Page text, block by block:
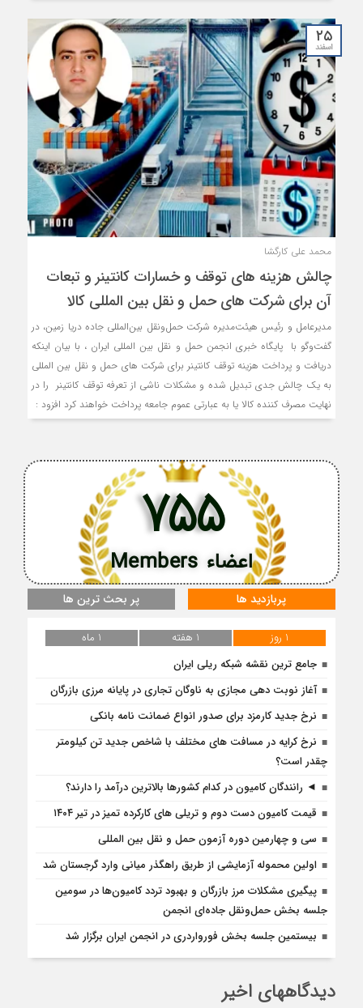
۲۵
اسفند
محمد علی کارگشا
چالش هزینه های توقف و خسارات کانتینر و تبعات
آن برای شرکت های حمل و نقل بین المللی کالا
مدیرعامل و رئیس هیئت‌مدیره شرکت حمل‌ونقل بین‌المللی جاده دریا زمین، در
گفت‌وگو با پایگاه خبری انجمن حمل و نقل بین المللی ایران ، با بیان اینکه
دریافت و پرداخت هزینه توقف کانتینر برای شرکت های حمل و نقل بین المللی
به یک چالش جدی تبدیل شده و مشکلات ناشی از تعرفه توقف کانتینر را در
نهایت مصرف کننده کالا یا به عبارتی عموم جامعه پرداخت خواهند کرد افزود :
اعضاء Members
755
پربازدید ها پر بحث ترین ها
1 روز 1 هفته
1 ماه
جامع ترین نقشه شبکه ریلی ایران
آغاز نوبت دهی مجازی به ناوگان تجاری در پایانه مرزی بازرگان
نرخ جدید کارمزد برای صدور انواع ضمانت نامه بانکی
نرخ کرایه در مسافت‌ های مختلف با شاخص جدید تن کیلومتر
چقدر است؟
◄ رانندگان کامیون در کدام کشورها بالاترین درآمد را دارند؟
قیمت کامیون دست دوم و تریلی‌ های کارکرده تمیز در تیر ۱۴۰۴
سی و چهارمین دوره آزمون حمل و نقل بین المللی
اولین محموله آزمایشی از طریق راهگذر میانی وارد گرجستان شد
پیگیری مشکلات مرز بازرگان و بهبود تردد کامیون‌ها در سومین
جلسه بخش حمل‌ونقل جاده‌ای انجمن
بیستمین جلسه بخش فورواردری در انجمن ایران برگزار شد
دیدگاههای اخیر